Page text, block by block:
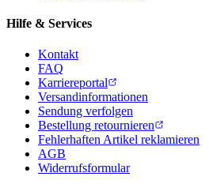
Hilfe & Services
Kontakt
FAQ
Karriereportal
Versandinformationen
Sendung verfolgen
Bestellung retournieren
Fehlerhaften Artikel reklamieren
AGB
Widerrufsformular